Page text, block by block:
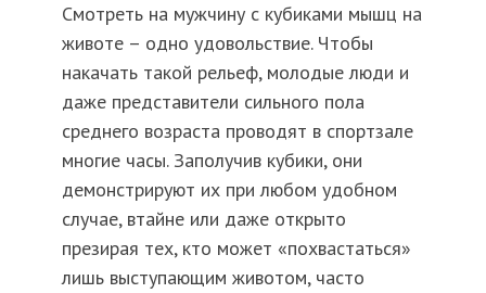
Смотреть на мужчину с кубиками мышц на
животе – одно удовольствие. Чтобы
накачать такой рельеф, молодые люди и
даже представители сильного пола
среднего возраста проводят в спортзале
многие часы. Заполучив кубики, они
демонстрируют их при любом удобном
случае, втайне или даже открыто
презирая тех, кто может «похвастаться»
лишь выступающим животом, часто